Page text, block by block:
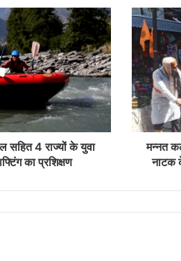
सहित 4 राज्यों के युवा
का प्रशिक्षण
मन्नत
नाटक